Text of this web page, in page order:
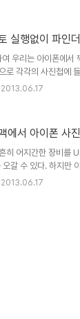
있습니다. 설정 - 전
성화 됬음을 알리는
실행없이 파인
우리는 아이폰에서
로 각각의 사진첩에
이나 아이패드에서는
없이 바로 맥의 파인
포토를 실행하지 않
2013.06.17
에서 아이폰 사
히 어지간한 장비를
오갈 수 있다. 하지만
영상을 한번에 빠른
으로 드래그&드롭을
2013.06.17